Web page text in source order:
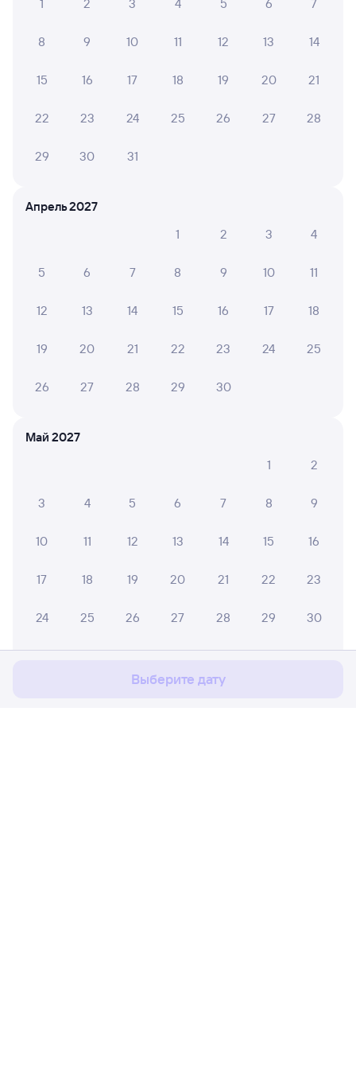
Мы используем cookies для более удобной работы
1
2 3 4 5 6 7
8 9 10 11 12 13 14
15 16 17 18 19 20 21
22 23 24 25 26 27 28
29 30 31
Апрель 2027
1
2 3 4
5 6 7 8 9 10 11
12 13 14 15 16 17 18
19 20 21 22 23 24 25
26 27 28 29 30
Май 2027
1
2
3 4 5 6 7 8 9
10 11 12 13 14 15 16
17 18 19 20 21 22 23
24 25 26 27 28 29 30
Выберите дату